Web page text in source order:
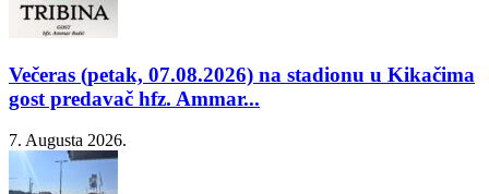
Večeras (petak, 07.08.2026) na stadionu u Kikačima
gost predavač hfz. Ammar...
7. Augusta 2026.